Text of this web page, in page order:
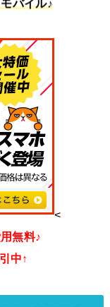
バイル♪
<
無料♪
中↑